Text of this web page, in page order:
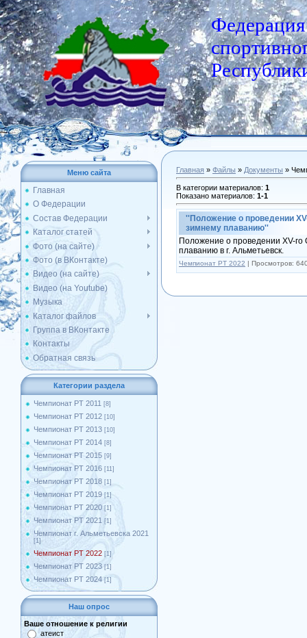
Федерация
Меню сайта
Главная
О Федерации
Состав Федерации
Каталог статей
Фото (на сайте)
Фото (в ВКонтакте)
Видео (на сайте)
Видео (на Youtube)
Музыка
Каталог файлов
Группа в ВКонтакте
Контакты
Обратная связь
Категории раздела
Чемпионат РТ 2011 [8]
Чемпионат РТ 2012 [10]
Чемпионат РТ 2013 [10]
Чемпионат РТ 2014 [8]
Чемпионат РТ 2015 [9]
Чемпионат РТ 2016 [11]
Чемпионат РТ 2018 [1]
Чемпионат РТ 2019 [1]
Чемпионат РТ 2020 [1]
Чемпионат РТ 2021 [1]
Чемпионат г. Альметьевска 2021
[1]
Чемпионат РТ 2022 [1]
Чемпионат РТ 2023 [1]
Чемпионат РТ 2024 [1]
Наш опрос
Ваше отношение к религии
атеист
Главная » Файлы » Документы »
В категории материалов: 1
Показано материалов: 1-1
''Положение о проведении
зимнему плаванию''
Положение о проведении ХV-
плаванию в г. Альметьевск.
Чемпионат РТ 2022 | Просмотров: